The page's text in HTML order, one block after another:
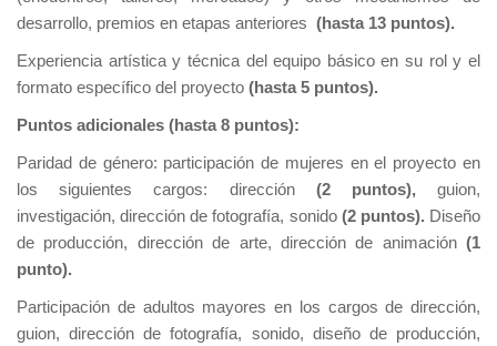
desarrollo, premios en etapas anteriores (hasta 13 puntos).
Experiencia artística y técnica del equipo básico en su rol y el
formato específico del proyecto (hasta 5 puntos).
Puntos adicionales (hasta 8 puntos):
Paridad de género: participación de mujeres en el proyecto en
los siguientes cargos: dirección (2 puntos),guion,
investigación, dirección de fotografía, sonido (2 puntos). Diseño
de producción, dirección de arte, dirección de animación (1
punto).
Participación de adultos mayores en los cargos de dirección,
guion, dirección de fotografía, sonido, diseño de producción,